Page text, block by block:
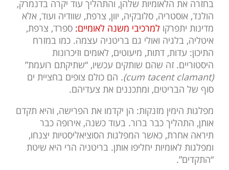
בחזרה את הלאומיות שלהן, והתהליך עוד יקרה בדנמרק,
הולנד, אוסטריה, סלובקיה, יוון, צרפת, שוודיה ועוד, אלא
מדינות יתפרקו למרכיבי משנה לאומיים: ספרד, צרפת,
איטליה, בלגיה ואולי גם בריטניה עצמה. כמו במזרח
התיכון: עדות, דתות, מיעוטים, לאומים וזיכרונות
היסטוריים. זה שהם שותקים עכשיו, “שתיקתם רועמת”
(cum tacent clamant).
הם כולם צופים בחציית ים
סוף של הבריטים, ומתכננים את צעדיהם.
מפלגות הימין מזנקות: הן יקדמו את הפרישה, והיא תקדם
אותן, התהליך כבר ברור. בעוד כשנה, אירופה כבר
תיראה אחרת, כאשר המפלגות הסוציאליסטיות יצנחו,
ומפלגות לאומיות יחליפו אותן. בריטניה הרי היא שיטת
“התקדים”.